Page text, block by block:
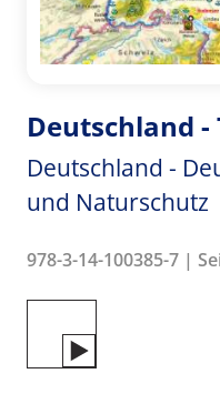
Deutschland
Deutschland -
und Naturschutz
978-3-14-100385-7 |